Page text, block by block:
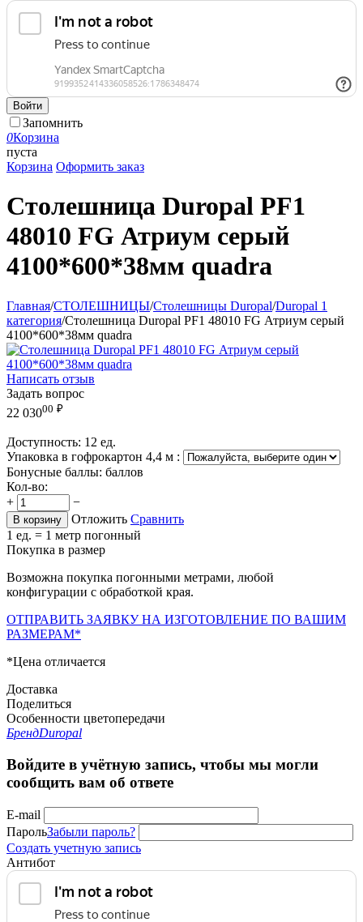
Войти
Запомнить
0Корзина
пуста
Корзина Оформить заказ
Столешница Duropal PF1
48010 FG Атриум серый
4100*600*38мм quadra
Главная/СТОЛЕШНИЦЫ/Столешницы Duropal/Duropal 1
категория/Столешница Duropal PF1 48010 FG Атриум серый
4100*600*38мм quadra
Написать отзыв
Задать вопрос
22 03000 ₽
Доступность: 12 ед.
Упаковка в гофрокартон 4,4 м :
Бонусные баллы: баллов
Кол-во:
+
−
В корзину Отложить Сравнить
1 ед. = 1 метр погонный
Покупка в размер
Возможна покупка погонными метрами, любой
конфигурации с обработкой края.
ОТПРАВИТЬ ЗАЯВКУ НА ИЗГОТОВЛЕНИЕ ПО ВАШИМ
РАЗМЕРАМ*
*Цена отличается
Доставка
Поделиться
Особенности цветопередачи
БрендDuropal
Войдите в учётную запись, чтобы мы могли
сообщить вам об ответе
E-mail
ПарольЗабыли пароль?
Создать учетную запись
Антибот